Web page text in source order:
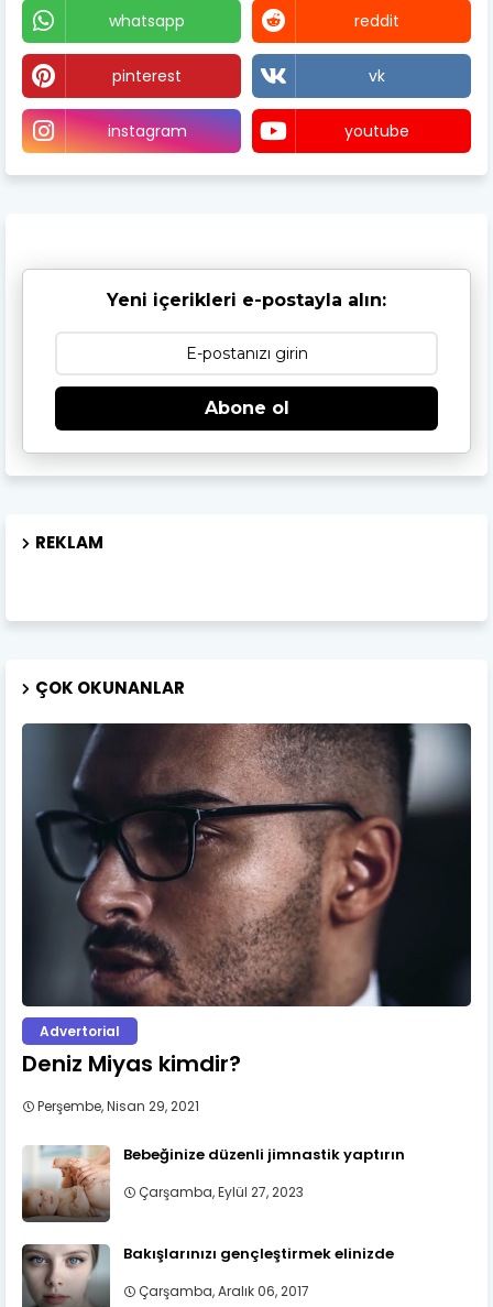
whatsapp reddit
pinterest vk
instagram youtube
Yeni içerikleri e-postayla alın:
Abone ol
REKLAM
ÇOK OKUNANLAR
Advertorial
Deniz Miyas kimdir?
Perşembe, Nisan 29, 2021
Bebeğinize düzenli jimnastik yaptırın
Çarşamba, Eylül 27, 2023
Bakışlarınızı gençleştirmek elinizde
Çarşamba, Aralık 06, 2017